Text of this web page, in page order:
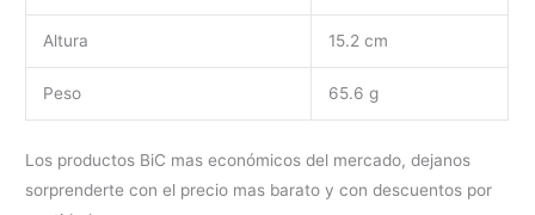
Altura 15.2 cm
Peso 65.6 g
Los productos BiC mas económicos del mercado, dejanos
sorprenderte con el precio mas barato y con descuentos por